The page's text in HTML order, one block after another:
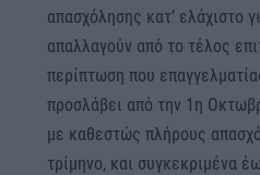
απασχόλησης κατ’ ελάχιστο
απαλλαγούν από το τέλος
περίπτωση που
προσλάβει από την 1η
με καθεστώς πλήρους
τρίμηνο, και συγκεκριμένα